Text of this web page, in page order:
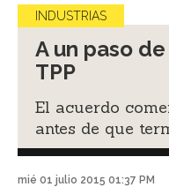
INDUSTRIAS
A un paso
TPP
El acuerdo
antes de que
mié 01 julio 2015 01:37 PM